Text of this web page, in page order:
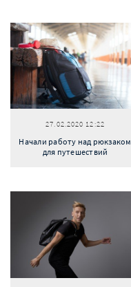
27.02.2020 12:22
Начали работу над рюкзаком
для путешествий